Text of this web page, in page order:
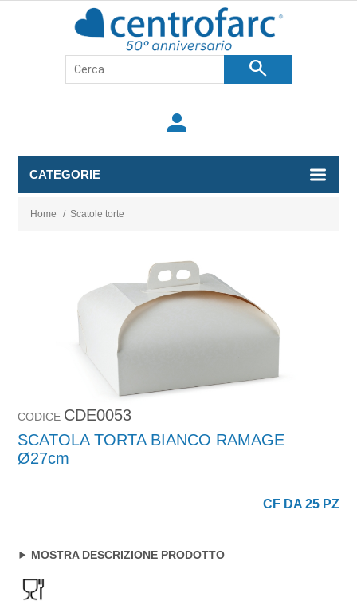
search
person
CATEGORIE
Home / Scatole torte
CODICE CDE0053
SCATOLA TORTA BIANCO RAMAGE
Ø27cm
CF DA 25 PZ
MOSTRA DESCRIZIONE PRODOTTO